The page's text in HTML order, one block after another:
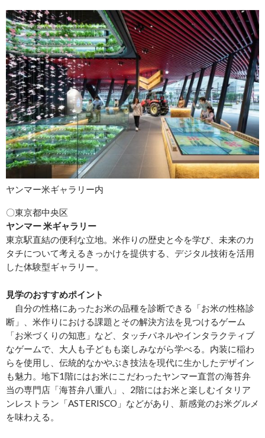
ヤンマー米ギャラリー内
〇東京都中央区
ヤンマー 米ギャラリー
東京駅直結の便利な立地。米作りの歴史と今を学び、未来のカ
タチについて考えるきっかけを提供する、デジタル技術を活用
した体験型ギャラリー。
見学のおすすめポイント
自分の性格にあったお米の品種を診断できる「お米の性格診
断」、米作りにおける課題とその解決方法を見つけるゲーム
「お米づくりの知恵」など、タッチパネルやインタラクティブ
なゲームで、大人も子どもも楽しみながら学べる。内装に稲わ
らを使用し、伝統的なかやぶき技法を現代に生かしたデザイン
も魅力。地下1階にはお米にこだわったヤンマー直営の海苔弁
当の専門店「海苔弁八重八」、2階にはお米と楽しむイタリア
ンレストラン「ASTERISCO」などがあり、新感覚のお米グルメ
を味わえる。